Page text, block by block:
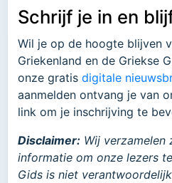
Schrijf je in en
Wil je op de hoogte blijven
Griekenland en de Griekse
onze gratis digitale
aanmelden ontvang je van
link om je inschrijving te
Disclaimer: Wij verzamelen
informatie om onze lezers
Gids is niet